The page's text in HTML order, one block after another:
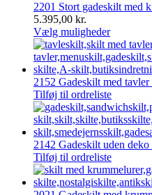
2201 Stort gadeskilt med
5.395,00 kr.
4.795,00 kr.
til
5.395,00 kr.
Vælg mulighederDette
vare
har
flere
varianter.
kan
vælges
på
varesiden
2152 Gadeskilt med tavler
Tilføj til ordreliste
2142 Gadeskilt uden deko
Tilføj til ordreliste